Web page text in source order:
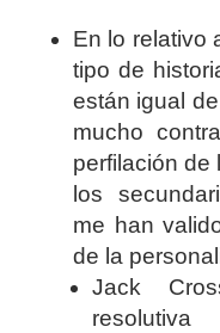
En lo relativo
tipo de
están igual
mucho
perfilación de
los
me han
de la
Jack